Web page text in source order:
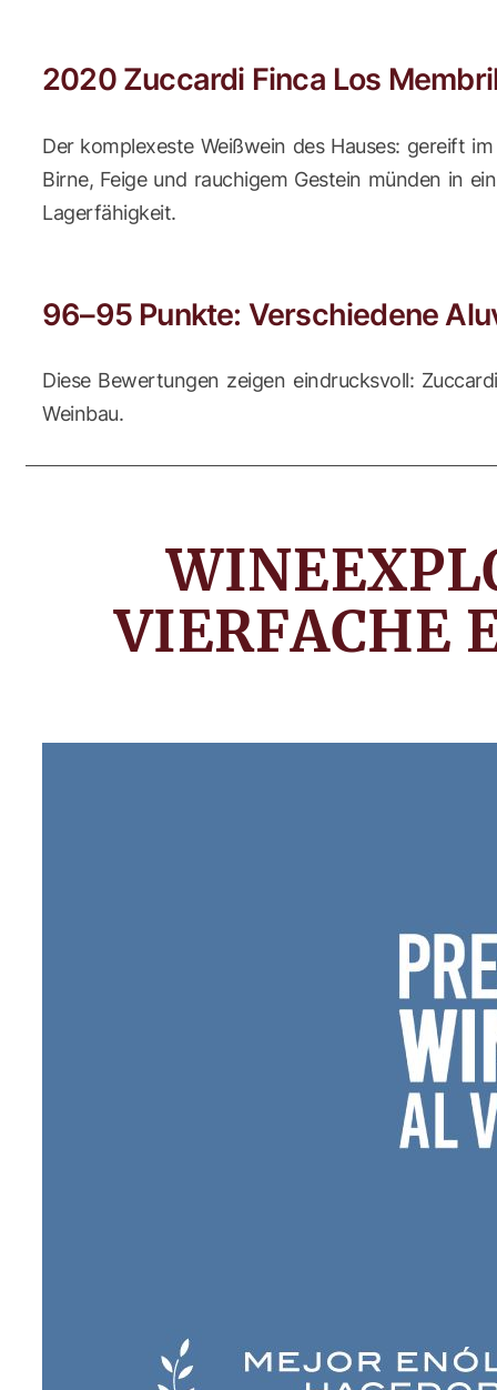
2020 Zuccardi Finca Los
Der komplexeste Weißwein des Hauses: gereift
Birne, Feige und rauchigem Gestein münden in
Lagerfähigkeit.
96–95 Punkte: Verschiedene
Diese Bewertungen zeigen eindrucksvoll:
Weinbau.
VIERFACHE